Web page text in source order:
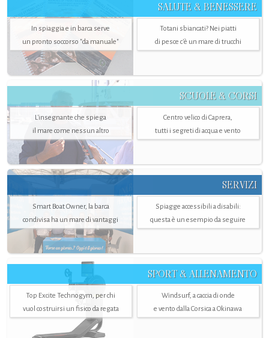
SALUTE & BENESSERE
In spiaggia e in barca serve
un pronto soccorso "da manuale"
Totani sbiancati? Nei piatti
di pesce c'è un mare di trucchi
SCUOLE & CORSI
L'insegnante che spiega
il mare come nessun altro
Centro velico di Caprera,
tutti i segreti di acqua e vento
SERVIZI
Smart Boat Owner, la barca
condivisa ha un mare di vantaggi
Spiagge accessibili a disabili:
questa è un esempio da seguire
SPORT & ALLENAMENTO
Top Excite Technogym, per chi
vuol costruirsi un fisico da regata
Windsurf, a caccia di onde
e vento dalla Corsica a Okinawa